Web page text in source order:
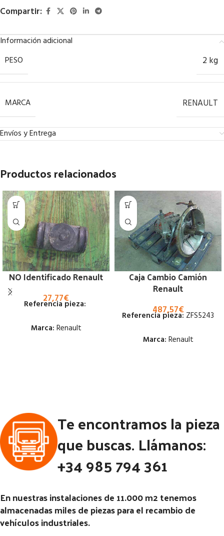
Compartir:
Información adicional
PESO
2 kg
MARCA RENAULT
Envíos y Entrega
Productos relacionados
NO Identificado Renault
27,77€
Referencia pieza:
Marca: Renault
Código Pieza:
Caja Cambio Camión
Renault
487,57€
Referencia pieza: ZFS5243
Marca: Renault
RG (4X2) | 01.80 - 12.90
48547
Te encontramos la pieza
que buscas. Llámanos:
+34 985 794 361
En nuestras instalaciones de 11.000 m2 tenemos
almacenadas miles de piezas para el recambio de
vehículos industriales.